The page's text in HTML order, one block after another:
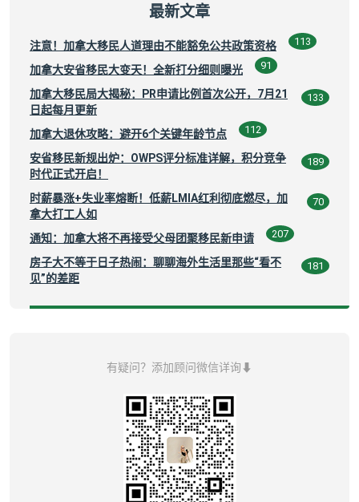
最新文章
注意！加拿大移民人道理由不能豁免公共政策资格 113
加拿大安省移民大变天！全新打分细则曝光 91
加拿大移民局大揭秘：PR申请比例首次公开，7月21
日起每月更新
133
加拿大退休攻略：避开6个关键年龄节点 112
安省移民新规出炉：OWPS评分标准详解，积分竞争
时代正式开启！
189
时薪暴涨+失业率熔断！低薪LMIA红利彻底燃尽，加
拿大打工人如
70
通知：加拿大将不再接受父母团聚移民新申请 207
房子大不等于日子热闹：聊聊海外生活里那些“看不
见”的差距
181
有疑问？添加顾问微信详询⬇